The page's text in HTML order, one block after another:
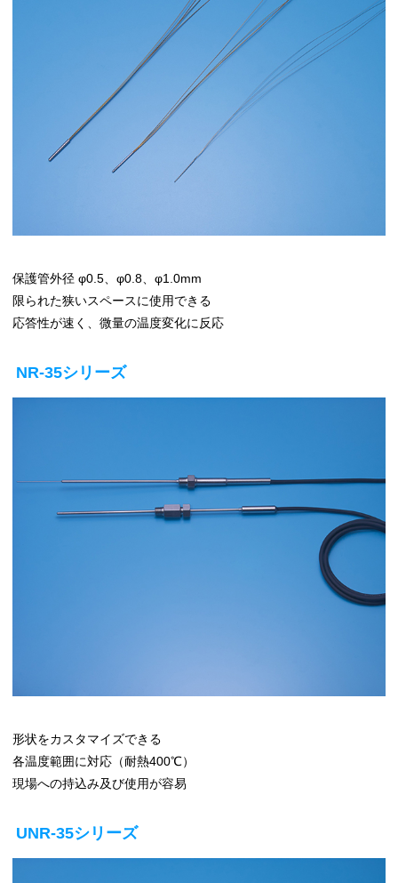
保護管外径 φ0.5、φ0.8、φ1.0mm
限られた狭いスペースに使用できる
応答性が速く、微量の温度変化に反応
NR-35シリーズ
形状をカスタマイズできる
各温度範囲に対応（耐熱400℃）
現場への持込み及び使用が容易
UNR-35シリーズ